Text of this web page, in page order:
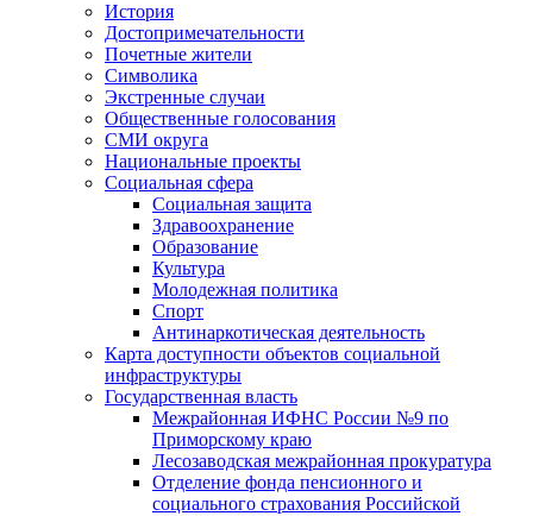
История
Достопримечательности
Почетные жители
Символика
Экстренные случаи
Общественные голосования
СМИ округа
Национальные проекты
Социальная сфера
Социальная защита
Здравоохранение
Образование
Культура
Молодежная политика
Спорт
Антинаркотическая деятельность
Карта доступности объектов социальной
инфраструктуры
Государственная власть
Межрайонная ИФНС России №9 по
Приморскому краю
Лесозаводская межрайонная прокуратура
Отделение фонда пенсионного и
социального страхования Российской